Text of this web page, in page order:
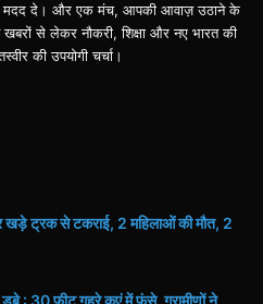
मदद दे। और एक मंच, आपकी आवाज़ उठाने के
से लेकर नौकरी, शिक्षा और नए भारत की
की उपयोगी चर्चा।
खड़े ट्रक से टकराई, 2 महिलाओं की मौत, 2